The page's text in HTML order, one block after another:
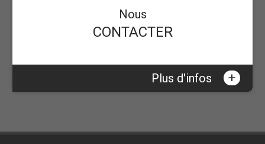
Nous
CONTACTER
Plus d'infos +